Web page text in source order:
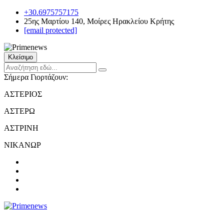
+30.6975757175
25ης Μαρτίου 140, Μοίρες Ηρακλείου Κρήτης
[email protected]
Κλείσιμο
Σήμερα Γιορτάζουν:
ΑΣΤΕΡΙΟΣ
ΑΣΤΕΡΩ
ΑΣΤΡΙΝΗ
ΝΙΚΑΝΩΡ